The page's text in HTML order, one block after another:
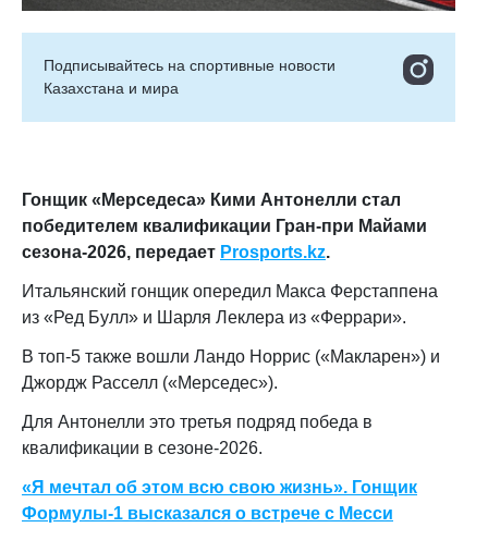
Подписывайтесь на cпортивные новости
Казахстана и мира
Гонщик «Мерседеса» Кими Антонелли стал
победителем квалификации Гран-при Майами
сезона-2026, передает Prosports.kz.
Итальянский гонщик опередил Макса Ферстаппена
из «Ред Булл» и Шарля Леклера из «Феррари».
В топ-5 также вошли Ландо Норрис («Макларен») и
Джордж Расселл («Мерседес»).
Для Антонелли это третья подряд победа в
квалификации в сезоне-2026.
«Я мечтал об этом всю свою жизнь». Гонщик
Формулы-1 высказался о встрече с Месси